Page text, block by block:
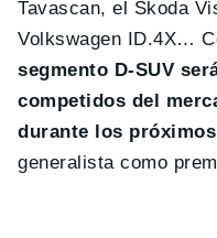
Tavascan, el Skoda
Volkswagen ID.4X…
segmento D-SUV
competidos del
durante los
generalista como